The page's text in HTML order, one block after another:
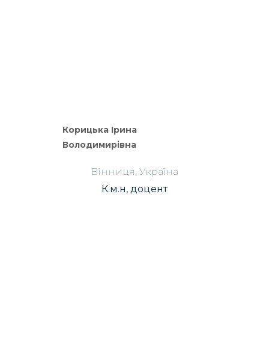
Корицька Ірина
Володимирівна
Вінниця, Україна
К.м.н, доцент